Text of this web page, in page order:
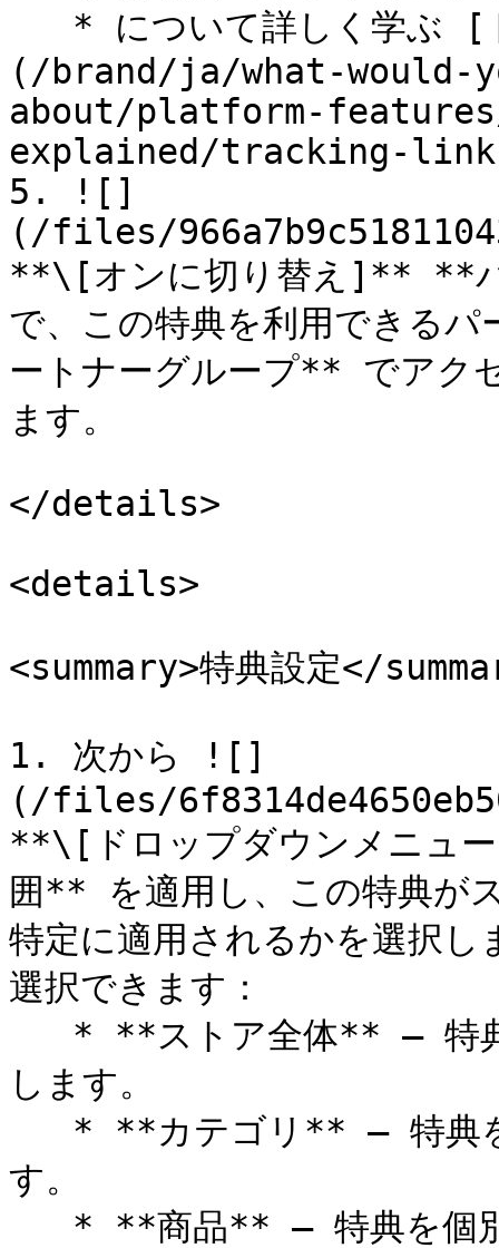
(/brand/ja/what-
about/platform-
explained/tracking-
5. ![]
(/files/
**\[オンに切り替え]** **パ
で、この特典を利用できる
ートナーグループ** でアク
ます。
</details>
<details>
<summary>特典設定</
1. 次から ![]
(/files/
**\[ドロップダウンメニュ
囲** を適用し、この特典が
特定に適用されるかを選択
選択できます：
します。
す。